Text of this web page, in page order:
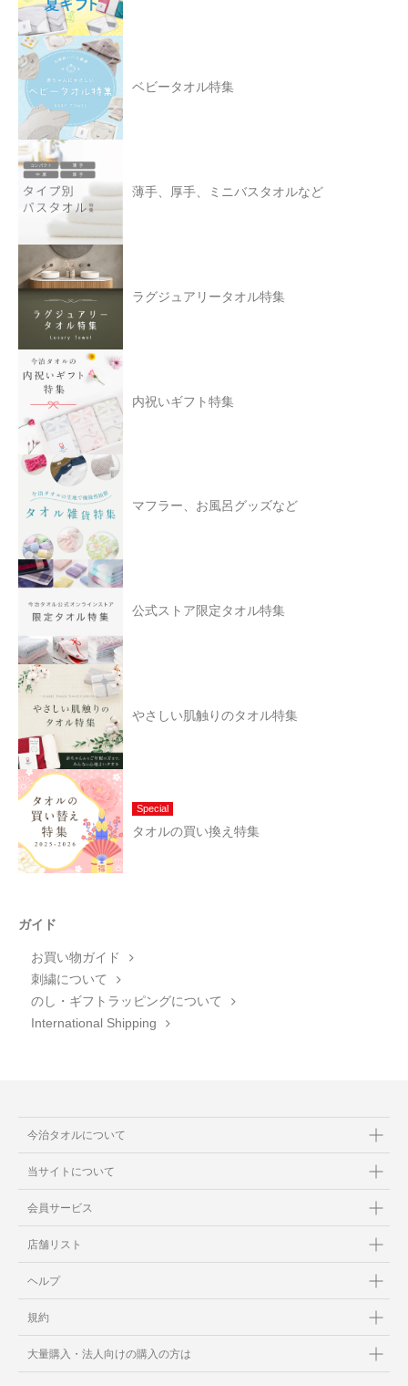
ベビータオル特集
薄手、厚手、ミニバスタオルなど
ラグジュアリータオル特集
内祝いギフト特集
マフラー、お風呂グッズなど
公式ストア限定タオル特集
やさしい肌触りのタオル特集
Special
タオルの買い換え特集
ガイド
お買い物ガイド
刺繍について
のし・ギフトラッピングについて
International Shipping
今治タオルについて
当サイトについて
会員サービス
店舗リスト
ヘルプ
規約
大量購入・法人向けの購入の方は